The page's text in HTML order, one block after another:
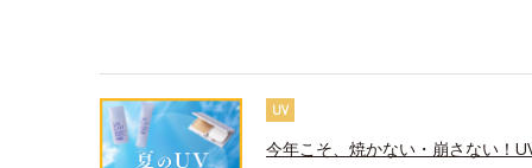
UV
今年こそ、焼かない・崩さない！